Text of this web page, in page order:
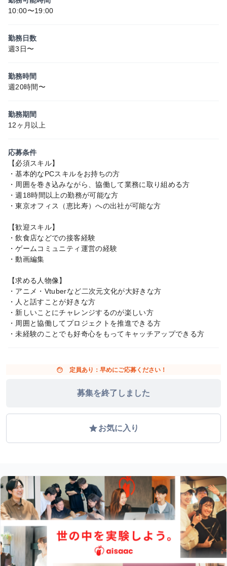
10:00〜19:00
勤務日数
週3日〜
勤務時間
週20時間〜
勤務期間
12ヶ月以上
応募条件
【必須スキル】
・基本的なPCスキルをお持ちの方
・周囲を巻き込みながら、協働して業務に取り組める方
・週18時間以上の勤務が可能な方
・東京オフィス（恵比寿）への出社が可能な方
【歓迎スキル】
・飲食店などでの接客経験
・ゲームコミュニティ運営の経験
・動画編集
【求める人物像】
・アニメ・Vtuberなど二次元文化が大好きな方
・人と話すことが好きな方
・新しいことにチャレンジするのが楽しい方
・周囲と協働してプロジェクトを推進できる方
・未経験のことでも好奇心をもってキャッチアップできる方
face 定員あり：早めにご応募ください！
募集を終了しました
gradeお気に入り